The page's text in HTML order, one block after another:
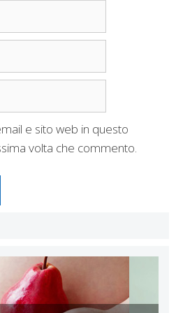
e sito web in questo
volta che commento.